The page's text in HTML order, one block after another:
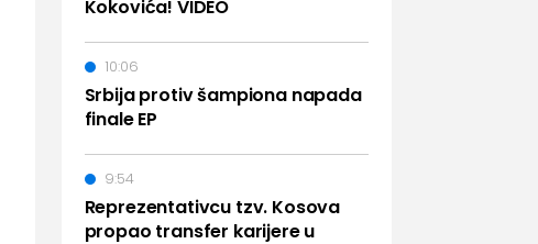
Kokovića! VIDEO
Srbija protiv šampiona napada
finale EP
10:06
Reprezentativcu tzv. Kosova
propao transfer karijere u
9:54